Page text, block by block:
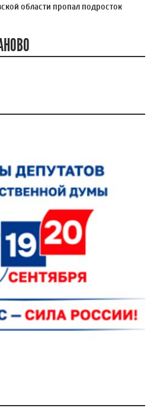
области пропал подросток